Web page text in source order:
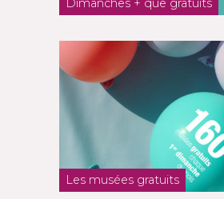
Dimanches + que gratuits
Les musées gratuits